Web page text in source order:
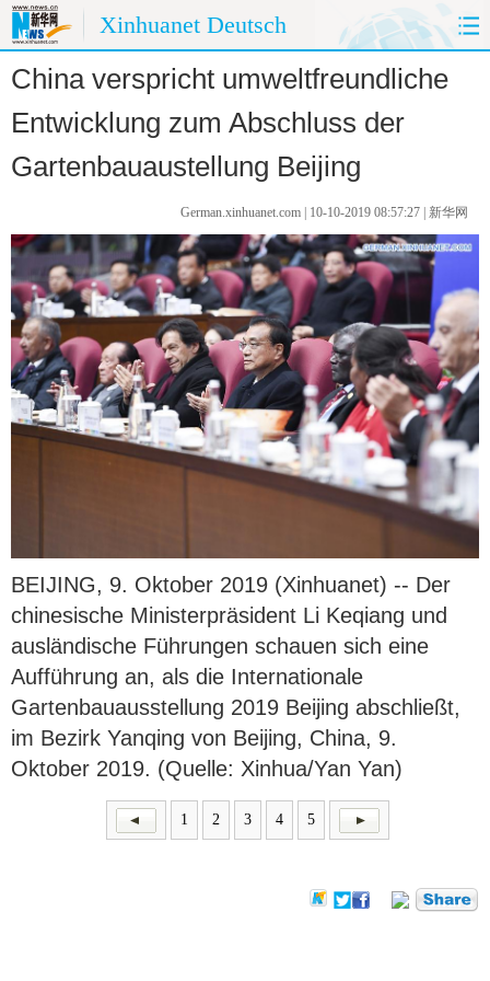
Xinhuanet Deutsch
HOME CHINA HEUTE
CHINA&DEUTSCHLAND CHINA&AUßENWELT
PANORAMA SPRACHKURS
FOTOS UMWELTSCHUTZ
KÜCHE
China verspricht umweltfreundliche
Entwicklung zum Abschluss der
Gartenbauaustellung Beijing
German.xinhuanet.com | 10-10-2019 08:57:27 | 新华网
BEIJING, 9. Oktober 2019 (Xinhuanet) -- Der
chinesische Ministerpräsident Li Keqiang und
ausländische Führungen schauen sich eine
Aufführung an, als die Internationale
Gartenbauausstellung 2019 Beijing abschließt,
im Bezirk Yanqing von Beijing, China, 9.
Oktober 2019. (Quelle: Xinhua/Yan Yan)
1 2 3 4 5